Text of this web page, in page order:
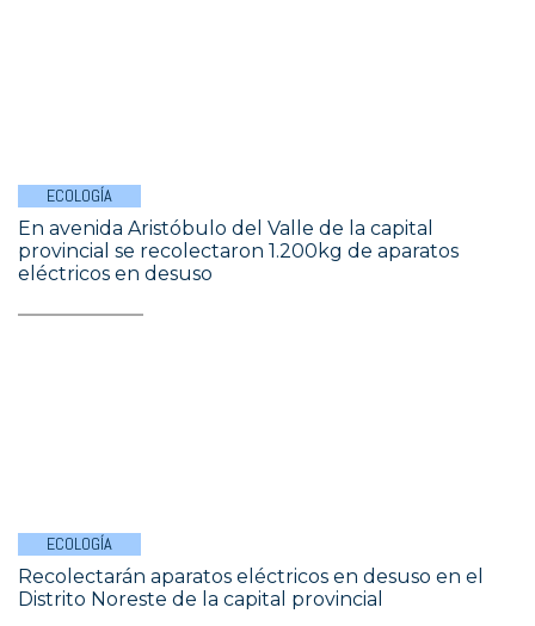
ECOLOGÍA
En avenida Aristóbulo del Valle de la capital
provincial se recolectaron 1.200kg de aparatos
eléctricos en desuso
ECOLOGÍA
Recolectarán aparatos eléctricos en desuso en el
Distrito Noreste de la capital provincial